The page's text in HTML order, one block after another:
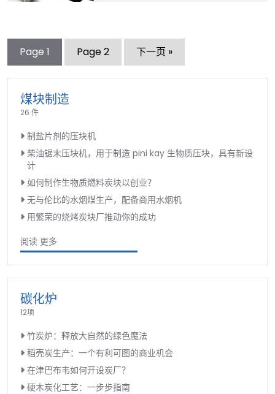
Page 1 Page2 下一页 »
煤块制造
26 件
制盐片剂的压块机
柴油锯末压块机，用于制造 pini kay 生物质压块，具有新设
计
如何制作生物质燃料炭块以创业？
无与伦比的水烟煤生产，配备商用水烟机
用繁荣的烧烤炭块厂推动你的成功
阅读 更多
碳化炉
12项
竹炭炉：释放大自然的绿色魔法
稻壳炭生产：一个有利可图的商业机会
在津巴布韦如何开设炭厂？
硬木炭化工艺：一步步指南